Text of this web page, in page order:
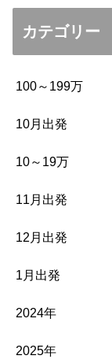
カテゴリー
100～199万
10月出発
10～19万
11月出発
12月出発
1月出発
2024年
2025年